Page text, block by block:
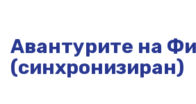
Авантурите на
(синхронизиран)